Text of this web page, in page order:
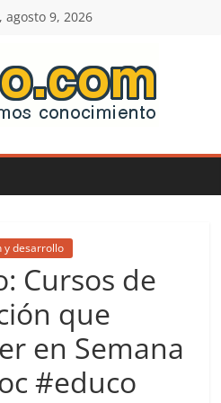
agosto 9, 2026
y desarrollo
Cursos de
que
en Semana
#educo